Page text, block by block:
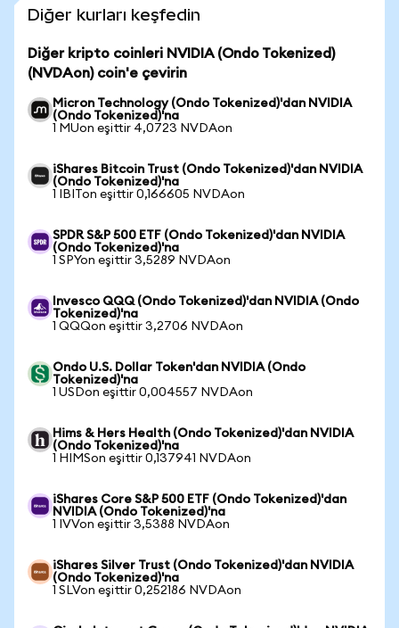
Diğer kurları keşfedin
Diğer kripto coinleri NVIDIA (Ondo Tokenized)
(NVDAon) coin'e çevirin
Micron Technology (Ondo Tokenized)'dan NVIDIA
(Ondo Tokenized)'na
1 MUon eşittir 4,0723 NVDAon
iShares Bitcoin Trust (Ondo Tokenized)'dan NVIDIA
(Ondo Tokenized)'na
1 IBITon eşittir 0,166605 NVDAon
SPDR S&P 500 ETF (Ondo Tokenized)'dan NVIDIA
(Ondo Tokenized)'na
1 SPYon eşittir 3,5289 NVDAon
Invesco QQQ (Ondo Tokenized)'dan NVIDIA (Ondo
Tokenized)'na
1 QQQon eşittir 3,2706 NVDAon
Ondo U.S. Dollar Token'dan NVIDIA (Ondo
Tokenized)'na
1 USDon eşittir 0,004557 NVDAon
Hims & Hers Health (Ondo Tokenized)'dan NVIDIA
(Ondo Tokenized)'na
1 HIMSon eşittir 0,137941 NVDAon
iShares Core S&P 500 ETF (Ondo Tokenized)'dan
NVIDIA (Ondo Tokenized)'na
1 IVVon eşittir 3,5388 NVDAon
iShares Silver Trust (Ondo Tokenized)'dan NVIDIA
(Ondo Tokenized)'na
1 SLVon eşittir 0,252186 NVDAon